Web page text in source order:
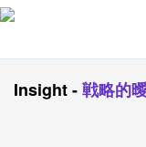
Insight-戦略的